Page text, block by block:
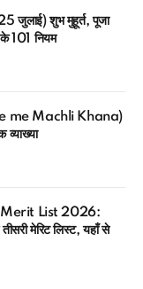
जुलाई) शुभ मुहूर्त, पूजा
के 101 नियम
me Machli Khana)
List 2026:
मेरिट लिस्ट, यहाँ से